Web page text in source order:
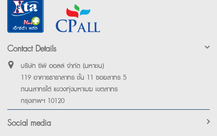
Contact Details
บริษัท ซีพี ออลล์ จำกัด (มหาชน)
119 อาคารธาราสาทร ชั้น 11 ซอยสาทร 5
ถนนสาทรใต้ แขวงทุ่งมหาเมฆ เขตสาทร
กรุงเทพฯ 10120
Social media